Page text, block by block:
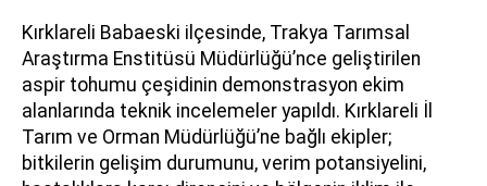
Kırklareli Babaeski ilçesinde, Trakya Tarımsal
Araştırma Enstitüsü Müdürlüğü’nce geliştirilen
aspir tohumu çeşidinin demonstrasyon ekim
alanlarında teknik incelemeler yapıldı. Kırklareli İl
Tarım ve Orman Müdürlüğü’ne bağlı ekipler;
bitkilerin gelişim durumunu, verim potansiyelini,